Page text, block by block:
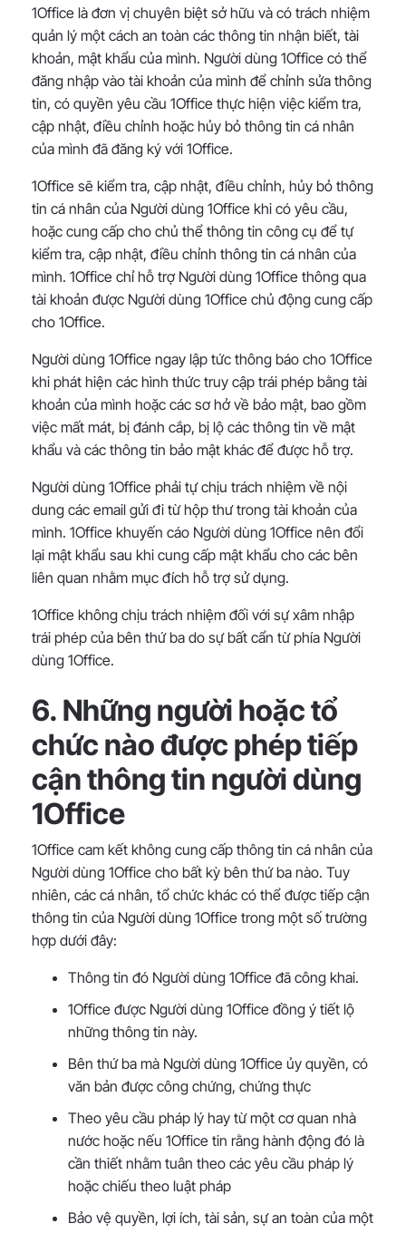
1Office là đơn vị chuyên biệt sở hữu và có trách nhiệm
quản lý một cách an toàn các thông tin nhận biết, tài
khoản, mật khẩu của mình. Người dùng 1Office có thể
đăng nhập vào tài khoản của mình để chỉnh sửa thông
tin, có quyền yêu cầu 1Office thực hiện việc kiểm tra,
cập nhật, điều chỉnh hoặc hủy bỏ thông tin cá nhân
của mình đã đăng ký với 1Office.
1Office sẽ kiểm tra, cập nhật, điều chỉnh, hủy bỏ thông
tin cá nhân của Người dùng 1Office khi có yêu cầu,
hoặc cung cấp cho chủ thể thông tin công cụ để tự
kiểm tra, cập nhật, điều chỉnh thông tin cá nhân của
mình. 1Office chỉ hỗ trợ Người dùng 1Office thông qua
tài khoản được Người dùng 1Office chủ động cung cấp
cho 1Office.
Người dùng 1Office ngay lập tức thông báo cho 1Office
khi phát hiện các hình thức truy cập trái phép bằng tài
khoản của mình hoặc các sơ hở về bảo mật, bao gồm
việc mất mát, bị đánh cắp, bị lộ các thông tin về mật
khẩu và các thông tin bảo mật khác để được hỗ trợ.
Người dùng 1Office phải tự chịu trách nhiệm về nội
dung các email gửi đi từ hộp thư trong tài khoản của
mình. 1Office khuyến cáo Người dùng 1Office nên đổi
lại mật khẩu sau khi cung cấp mật khẩu cho các bên
liên quan nhằm mục đích hỗ trợ sử dụng.
1Office không chịu trách nhiệm đối với sự xâm nhập
trái phép của bên thứ ba do sự bất cẩn từ phía Người
dùng 1Office.
6. Những người hoặc tổ
chức nào được phép tiếp
cận thông tin người dùng
1Office
1Office cam kết không cung cấp thông tin cá nhân của
Người dùng 1Office cho bất kỳ bên thứ ba nào. Tuy
nhiên, các cá nhân, tổ chức khác có thể được tiếp cận
thông tin của Người dùng 1Office trong một số trường
hợp dưới đây:
Thông tin đó Người dùng 1Office đã công khai.
1Office được Người dùng 1Office đồng ý tiết lộ
những thông tin này.
Bên thứ ba mà Người dùng 1Office ủy quyền, có
văn bản được công chứng, chứng thực
Theo yêu cầu pháp lý hay từ một cơ quan nhà
nước hoặc nếu 1Office tin rằng hành động đó là
cần thiết nhằm tuân theo các yêu cầu pháp lý
hoặc chiếu theo luật pháp
Bảo vệ quyền, lợi ích, tài sản, sự an toàn của một